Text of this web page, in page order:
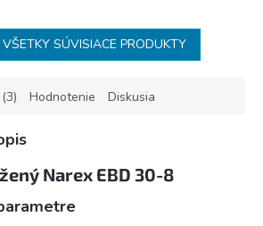
SÚVISIACE PRODUKTY
Hodnotenie Diskusia
Narex EBD 30-8